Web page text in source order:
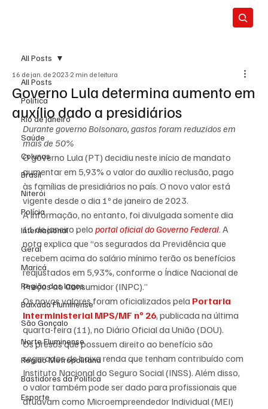
All Posts
Política
Rio de Janeiro
Saúde
Colunas
Brasil
Niterói
Polícia
Internacional
Geral
Maricá
Região dos lagos
Baixada Fluminense
São Gonçalo
Norte Fluminense
Região Metropolitana
Bastidores da Política
Esporte
All Posts
Governo Lula determina aumento em
auxílio dado a presidiários
16 de jan. de 2023 2 min de leitura
Durante governo Bolsonaro, gastos foram reduzidos em
mais de 50%
O governo Lula (PT) decidiu neste início de mandato
aumentar em 5,93% o valor do auxílio reclusão, pago
às famílias de presidiários no país. O novo valor está
vigente desde o dia 1º de janeiro de 2023.
A informação, no entanto, foi divulgada somente dia
11 de janeiro pelo portal oficial do Governo Federal. A
nota explica que “os segurados da Previdência que
recebem acima do salário mínimo terão os benefícios
reajustados em 5,93%, conforme o Índice Nacional de
Preços ao Consumidor (INPC).”
Os novos valores foram oficializados pela Portaria
Interministerial MPS/MF nº 26, publicada na última
quarta-feira (11), no Diário Oficial da União (DOU).
Os presos que possuem direito ao benefício são
segurados de baixa renda que tenham contribuído com
Instituto Nacional do Seguro Social (INSS). Além disso,
o valor também pode ser dado para profissionais que
atuavam como Microempreendedor Individual (MEI)